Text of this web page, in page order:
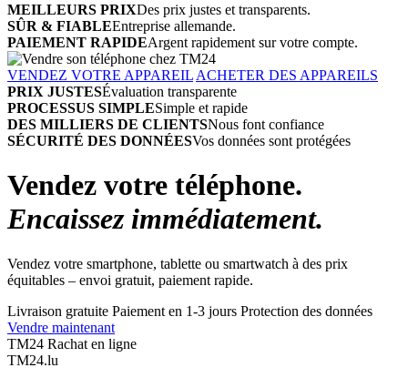
MEILLEURS PRIXDes prix justes et transparents.
SÛR & FIABLEEntreprise allemande.
PAIEMENT RAPIDEArgent rapidement sur votre compte.
VENDEZ VOTRE APPAREIL ACHETER DES APPAREILS
PRIX JUSTESÉvaluation transparente
PROCESSUS SIMPLESimple et rapide
DES MILLIERS DE CLIENTSNous font confiance
SÉCURITÉ DES DONNÉESVos données sont protégées
Vendez votre téléphone.
Encaissez immédiatement.
Vendez votre smartphone, tablette ou smartwatch à des prix
équitables – envoi gratuit, paiement rapide.
Livraison gratuite Paiement en 1-3 jours Protection des données
Vendre maintenant
TM24 Rachat en ligne
TM24.lu